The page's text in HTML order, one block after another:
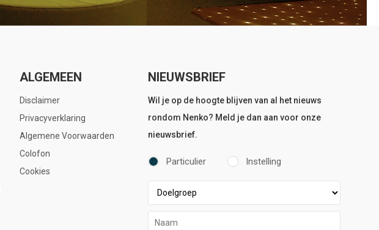
ALGEMEEN
Disclaimer
Privacyverklaring
Algemene Voorwaarden
Colofon
Cookies
NIEUWSBRIEF
Wil je op de hoogte blijven van al het nieuws
rondom Nenko? Meld je dan aan voor onze
nieuwsbrief.
Particulier Instelling